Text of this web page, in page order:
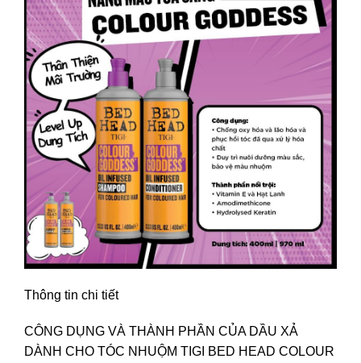
Thông tin chi tiết
CÔNG DỤNG VÀ THÀNH PHẦN CỦA DẦU XẢ
DÀNH CHO TÓC NHUỘM TIGI BED HEAD COLOUR